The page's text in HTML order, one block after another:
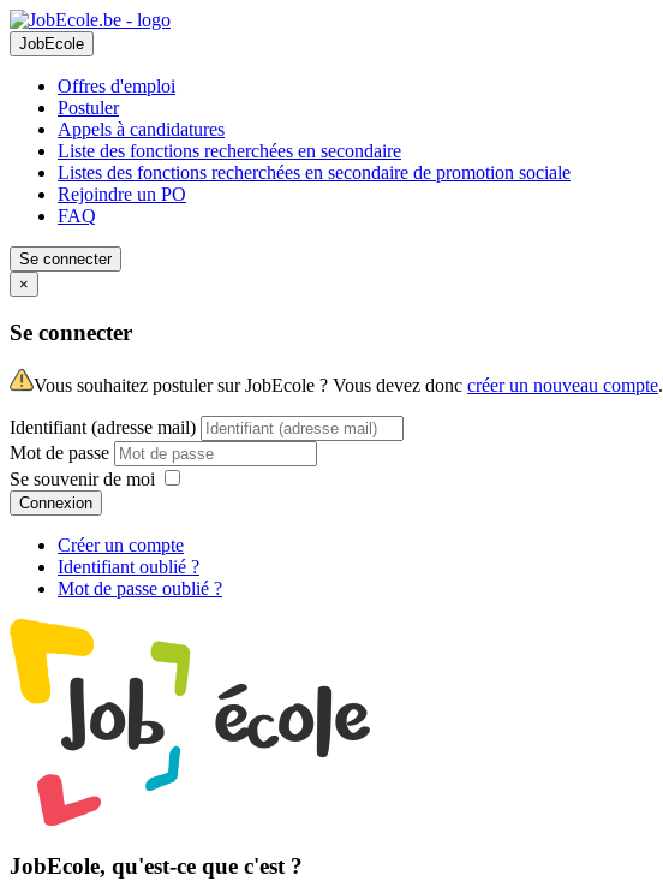
JobEcole
Offres d'emploi
Postuler
Appels à candidatures
Liste des fonctions recherchées en secondaire
Listes des fonctions recherchées en secondaire de promotion sociale
Rejoindre un PO
FAQ
Se connecter
×
Se connecter
Vous souhaitez postuler sur JobEcole ? Vous devez donc créer un nouveau compte.
Identifiant (adresse mail)
Mot de passe
Se souvenir de moi
Connexion
Créer un compte
Identifiant oublié ?
Mot de passe oublié ?
JobEcole, qu'est-ce que c'est ?